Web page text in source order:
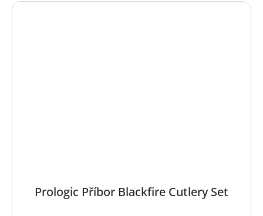
Prologic Příbor Blackfire Cutlery Set